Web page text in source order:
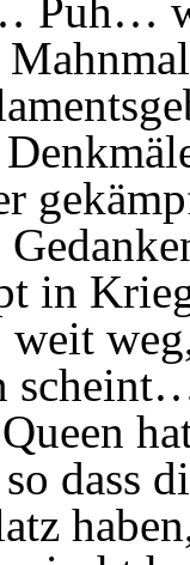
Puh…
in
weit
dass